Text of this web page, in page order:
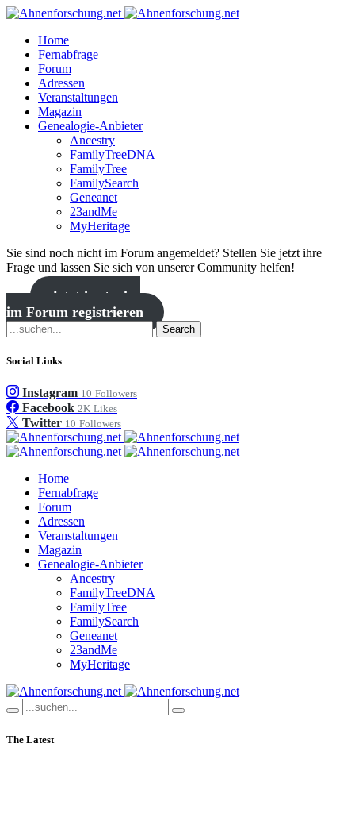
Home
Fernabfrage
Forum
Adressen
Veranstaltungen
Magazin
Genealogie-Anbieter
Ancestry
FamilyTreeDNA
FamilyTree
FamilySearch
Geneanet
23andMe
MyHeritage
Sie sind noch nicht im Forum angemeldet? Stellen Sie jetzt ihre
Frage und lassen Sie sich von unserer Community helfen!
Jetzt kostenlos
im Forum registrieren
Search
Social Links
Instagram 10 Followers
Facebook 2K Likes
Twitter 10 Followers
Home
Fernabfrage
Forum
Adressen
Veranstaltungen
Magazin
Genealogie-Anbieter
Ancestry
FamilyTreeDNA
FamilyTree
FamilySearch
Geneanet
23andMe
MyHeritage
The Latest